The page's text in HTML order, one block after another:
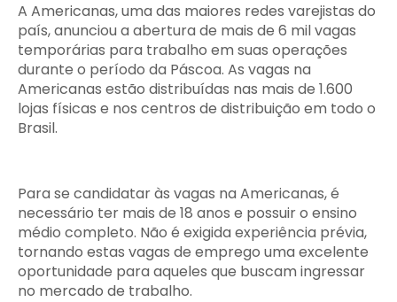
A Americanas, uma das maiores redes varejistas do
país, anunciou a abertura de mais de 6 mil vagas
temporárias para trabalho em suas operações
durante o período da Páscoa. As vagas na
Americanas estão distribuídas nas mais de 1.600
lojas físicas e nos centros de distribuição em todo o
Brasil.
Para se candidatar às vagas na Americanas, é
necessário ter mais de 18 anos e possuir o ensino
médio completo. Não é exigida experiência prévia,
tornando estas vagas de emprego uma excelente
oportunidade para aqueles que buscam ingressar
no mercado de trabalho.